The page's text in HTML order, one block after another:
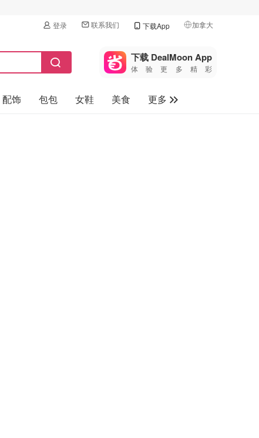
登录 联系我们 下载App 加拿大
🇺🇸
美国
🇨🇳中国
🇨🇦加拿大
下载 DealMoon App
体验更多精彩
配饰 包包 女鞋 美食
更多